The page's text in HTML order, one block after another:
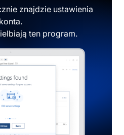
znajdzie ustawienia
konta.
ten program.